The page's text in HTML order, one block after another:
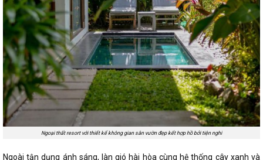
Ngoại thất resort với thiết kế không gian sân vườn đẹp kết hợp hồ bởi tiện nghi
Ngoài tận dụng ánh sáng, làn gió hài hòa cùng hệ thống cây xanh và